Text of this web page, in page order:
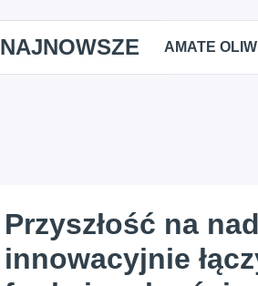
NAJNOWSZE
Przyszłość na
innowacyjnie